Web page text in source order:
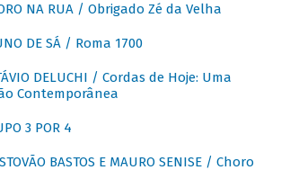
NA RUA / Obrigado Zé da Velha
DE SÁ / Roma 1700
DELUCHI / Cordas de Hoje: Uma
Contemporânea
3 POR 4
BASTOS E MAURO SENISE / Choro